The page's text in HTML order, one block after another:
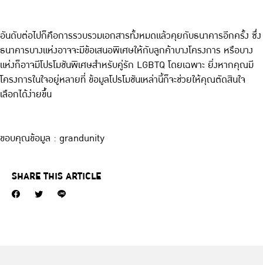
อันดับต่อไปก็คือการรวบรวมเอกสารทั้งหมดแล้วคุยกับธนาคารอีกครั้ง ซึ่ง
ธนาคารบางแห่งอาจจะมีข้อเสนอพิเศษให้กับลูกค้าบางโครงการ หรือบาง
แห่งก็อาจมีโปรโมชันพิเศษสำหรับคู่รัก LGBTQ โดยเฉพาะ ยิ่งหากคุณมี
โครงการในใจอยู่หลายที่ ข้อมูลโปรโมชันเหล่านี้ก็จะช่วยให้คุณตัดสินใจ
เลือกได้ง่ายขึ้น
ขอบคุณข้อมูล : grandunity
SHARE THIS ARTICLE